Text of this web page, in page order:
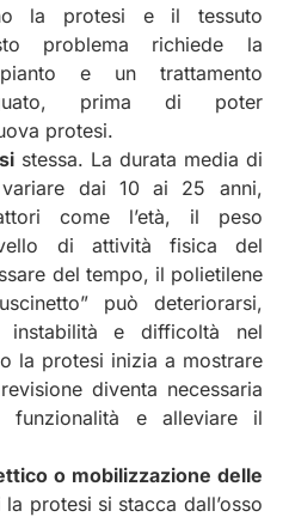
la protesi e il tessuto
problema richiede la
e un trattamento
prima di poter
protesi.
stessa. La durata media di
dai 10 ai 25 anni,
come l’età, il peso
di attività fisica del
del tempo, il polietilene
può deteriorarsi,
instabilità e difficoltà nel
la protesi inizia a mostrare
diventa necessaria
funzionalità e alleviare il
o mobilizzazione delle
la protesi si stacca dall’osso